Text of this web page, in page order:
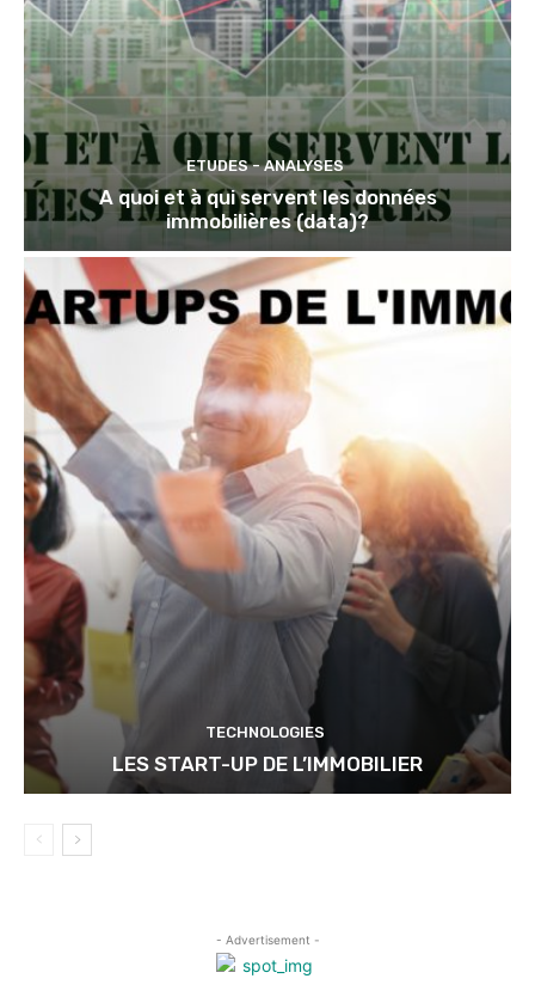
ETUDES - ANALYSES
A quoi et à qui servent les données
immobilières (data)?
TECHNOLOGIES
LES START-UP DE L’IMMOBILIER
- Advertisement -